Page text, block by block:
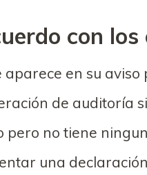
con los
en su
de auditoría
pero no tiene
una